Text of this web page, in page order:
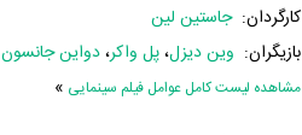
کارگردان: جاستین لین
بازیگران: وین دیزل،پل واکر،دواین جانسون
مشاهده لیست کامل عوامل فیلم سینمایی »